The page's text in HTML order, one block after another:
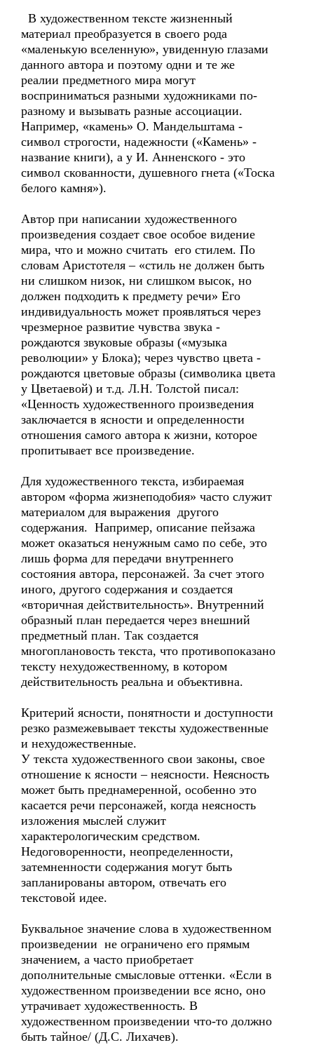
В художественном тексте жизненный
материал преобразуется в своего рода
«маленькую вселенную», увиденную глазами
данного автора и поэтому одни и те же
реалии предметного мира могут
восприниматься разными художниками по-
разному и вызывать разные ассоциации.
Например, «камень» О. Мандельштама -
символ строгости, надежности («Камень» -
название книги), а у И. Анненского - это
символ скованности, душевного гнета («Тоска
белого камня»).
Автор при написании художественного
произведения создает свое особое видение
мира, что и можно считать его стилем. По
словам Аристотеля – «стиль не должен быть
ни слишком низок, ни слишком высок, но
должен подходить к предмету речи» Его
индивидуальность может проявляться через
чрезмерное развитие чувства звука -
рождаются звуковые образы («музыка
революции» у Блока); через чувство цвета -
рождаются цветовые образы (символика цвета
у Цветаевой) и т.д. Л.Н. Толстой писал:
«Ценность художественного произведения
заключается в ясности и определенности
отношения самого автора к жизни, которое
пропитывает все произведение.
Для художественного текста, избираемая
автором «форма жизнеподобия» часто служит
материалом для выражения другого
содержания. Например, описание пейзажа
может оказаться ненужным само по себе, это
лишь форма для передачи внутреннего
состояния автора, персонажей. За счет этого
иного, другого содержания и создается
«вторичная действительность». Внутренний
образный план передается через внешний
предметный план. Так создается
многоплановость текста, что противопоказано
тексту нехудожественному, в котором
действительность реальна и объективна.
Критерий ясности, понятности и доступности
резко размежевывает тексты художественные
и нехудожественные.
У текста художественного свои законы, свое
отношение к ясности – неясности. Неясность
может быть преднамеренной, особенно это
касается речи персонажей, когда неясность
изложения мыслей служит
характерологическим средством.
Недоговоренности, неопределенности,
затемненности содержания могут быть
запланированы автором, отвечать его
текстовой идее.
Буквальное значение слова в художественном
произведении не ограничено его прямым
значением, а часто приобретает
дополнительные смысловые оттенки. «Если в
художественном произведении все ясно, оно
утрачивает художественность. В
художественном произведении что-то должно
быть тайное/ (Д.С. Лихачев).